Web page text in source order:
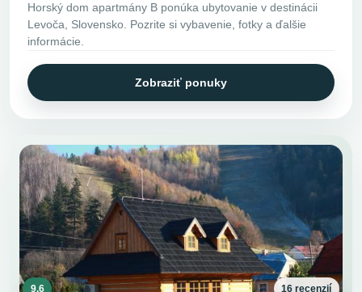
Horský dom apartmány B ponúka ubytovanie v destinácii
Levoča, Slovensko. Pozrite si vybavenie, fotky a ďalšie
informácie.
Zobraziť ponuky
9.6 16 recenzií